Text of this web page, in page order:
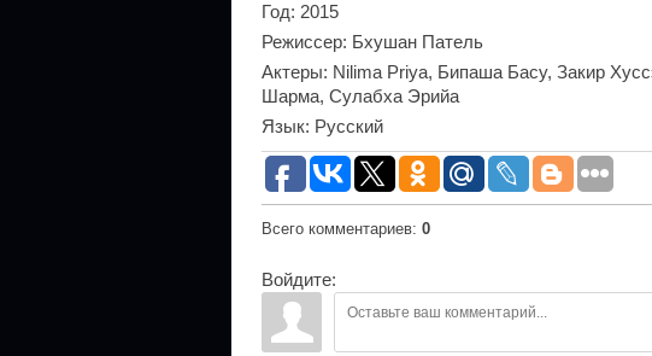
Год: 2015
Режиссер: Бхушан Патель
Актеры: Nilima Priya, Бипаша Басу, Закир
Шарма, Сулабха Эрийа
Язык: Русский
Всего комментариев: 0
Войдите: